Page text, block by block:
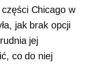
Chicago w
jak brak opcji
jej
co do niej